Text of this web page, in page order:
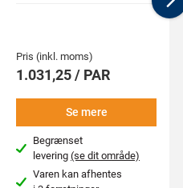
Pris (inkl. moms)
1.031,25 / PAR
Se mere
Begrænset
levering(se dit område)
Varen kan afhentes